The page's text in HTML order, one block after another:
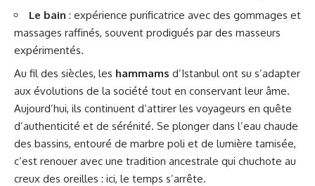
Le bain : expérience purificatrice avec des gommages et
massages raffinés, souvent prodigués par des masseurs
expérimentés.
Au fil des siècles, les hammams d’Istanbul ont su s’adapter
aux évolutions de la société tout en conservant leur âme.
Aujourd’hui, ils continuent d’attirer les voyageurs en quête
d’authenticité et de sérénité. Se plonger dans l’eau chaude
des bassins, entouré de marbre poli et de lumière tamisée,
c’est renouer avec une tradition ancestrale qui chuchote au
creux des oreilles : ici, le temps s’arrête.